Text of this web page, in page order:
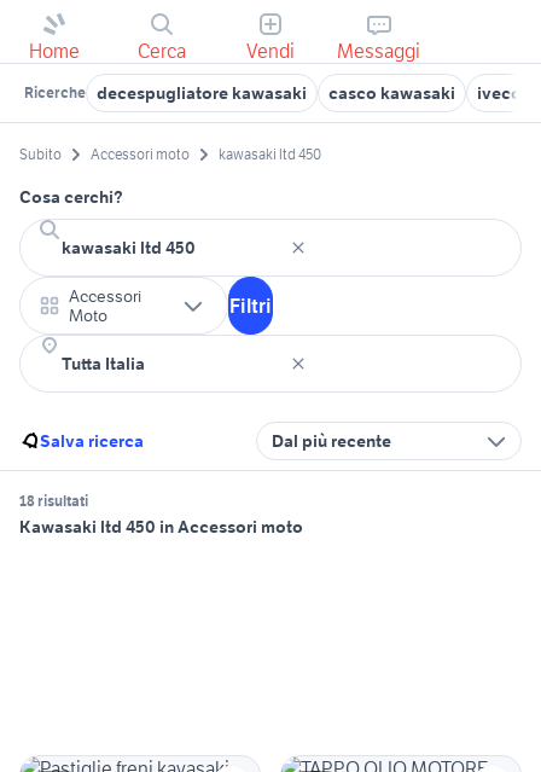
Home Cerca Vendi Messaggi
Ricerche decespugliatore kawasaki casco kawasaki iveco
Subito Accessori moto kawasaki ltd 450
Cosa cerchi?
Accessori
Moto
Filtri
Salva ricerca Dal più recente
18 risultati
Kawasaki ltd 450 in Accessori moto